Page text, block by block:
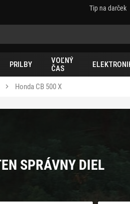
Tip na darček
PRILBY
VOĽNÝ
ČAS
Honda CB 500 X
SPRÁVNY DIEL